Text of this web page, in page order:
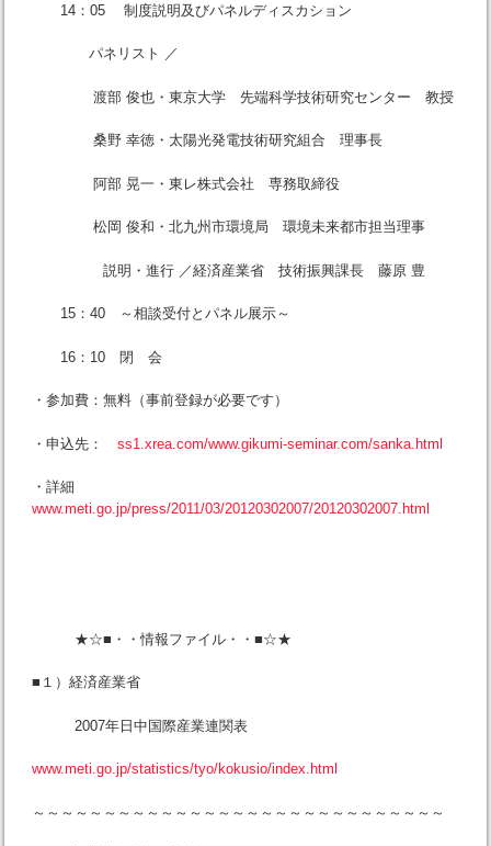
14：05 制度説明及びパネルディスカション
パネリスト ／
渡部 俊也・東京大学 先端科学技術研究センター 教授
桑野 幸徳・太陽光発電技術研究組合 理事長
阿部 晃一・東レ株式会社 専務取締役
松岡 俊和・北九州市環境局 環境未来都市担当理事
説明・進行 ／経済産業省 技術振興課長 藤原 豊
15：40 ～相談受付とパネル展示～
16：10 閉 会
・参加費：無料（事前登録が必要です）
・申込先： ss1.xrea.com/www.gikumi-seminar.com/sanka.html
・詳細
www.meti.go.jp/press/2011/03/20120302007/20120302007.html
★☆■・・情報ファイル・・■☆★
■１）経済産業省
2007年日中国際産業連関表
www.meti.go.jp/statistics/tyo/kokusio/index.html
～～～～～～～～～～～～～～～～～～～～～～～～～～～～～